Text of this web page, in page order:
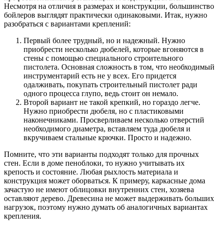
Несмотря на отличия в размерах и конструкции, большинство
бойлеров выглядят практически одинаковыми. Итак, нужно
разобраться с вариантами креплений:
Первый более трудный, но и надежный. Нужно
приобрести несколько дюбелей, которые вгоняются в
стены с помощью специального строительного
пистолета. Основная сложность в том, что необходимый
инструментарий есть не у всех. Его придется
одалживать, покупать строительный пистолет ради
одного процесса глупо, ведь стоит он немало.
Второй вариант не такой крепкий, но гораздо легче.
Нужно приобрести дюбеля, но с пластиковыми
наконечниками. Просверливаем несколько отверстий
необходимого диаметра, вставляем туда дюбеля и
вкручиваем стальные крючки. Просто и надежно.
Помните, что эти варианты подходят только для прочных
стен. Если в доме пеноблоки, то нужно учитывать их
крепость и состояние. Любая рыхлость материала и
конструкция может оборваться. К примеру, каркасные дома
зачастую не имеют облицовки внутренних стен, хозяева
оставляют дерево. Древесина не может выдерживать больших
нагрузок, поэтому нужно думать об аналогичных вариантах
крепления.